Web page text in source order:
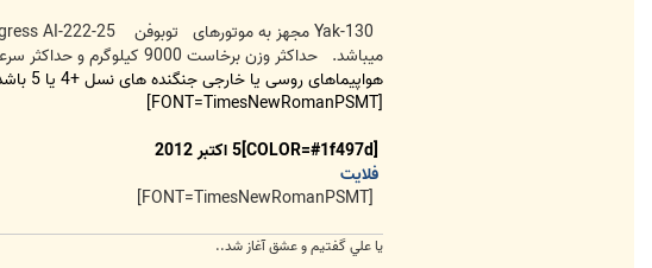
Yak-130 مجهز به موتورهای
توبوفن
میباشد. حداکثر وزن برخاست 9000 کیلوگرم و حداکثر سرعت
هواپیماهای روسی یا خارجی جنگنده های نسل +4 یا 5 باشد.
[FONT=TimesNewRomanPSMT]
[COLOR=#1f497d]5 اکتبر 2012
فلایت
[FONT=TimesNewRomanPSMT]
يا علي گفتيم و عشق آغاز شد..